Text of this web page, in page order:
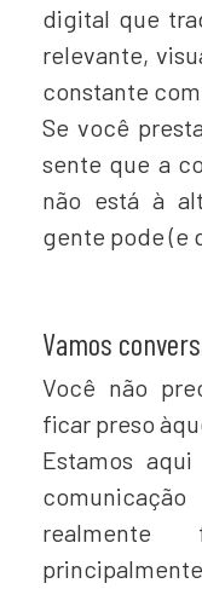
digital que
relevante,
constante
Se você
sente que a
não está à
gente pode (e
Vamos
Você não
ficar preso
Estamos
realmente